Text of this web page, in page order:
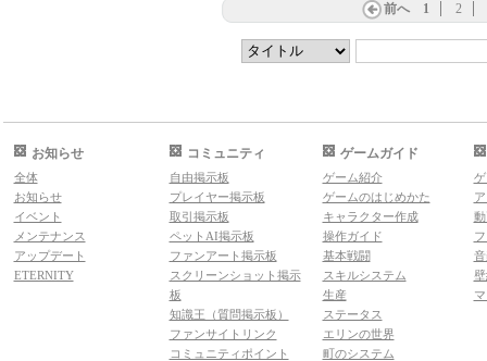
前へ 1 2
お知らせ
全体
お知らせ
イベント
メンテナンス
アップデート
ETERNITY
コミュニティ
自由掲示板
プレイヤー掲示板
取引掲示板
ペットAI掲示板
ファンアート掲示板
スクリーンショット掲示
板
知識王（質問掲示板）
ファンサイトリンク
コミュニティポイント
ゲームガイド
ゲーム紹介
ゲームのはじめかた
キャラクター作成
操作ガイド
基本戦闘
スキルシステム
生産
ステータス
エリンの世界
町のシステム